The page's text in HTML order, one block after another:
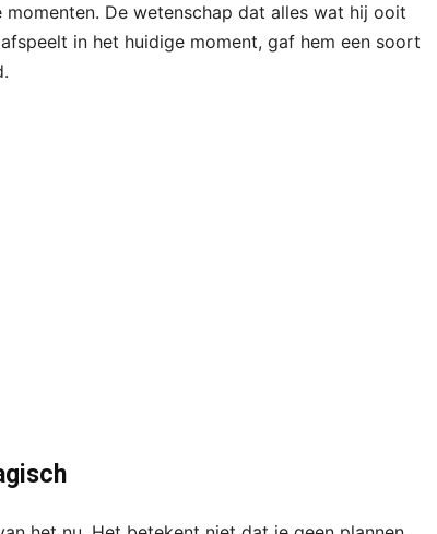
De wetenschap dat alles wat hij ooit
in het huidige moment, gaf hem een soort